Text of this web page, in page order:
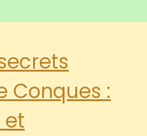
Conques :
et